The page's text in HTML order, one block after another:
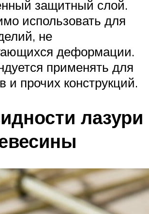
защитный слой.
использовать для
не
деформации.
применять для
и прочих конструкций.
лазури